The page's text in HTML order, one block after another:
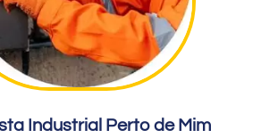
Industrial Perto de Mim